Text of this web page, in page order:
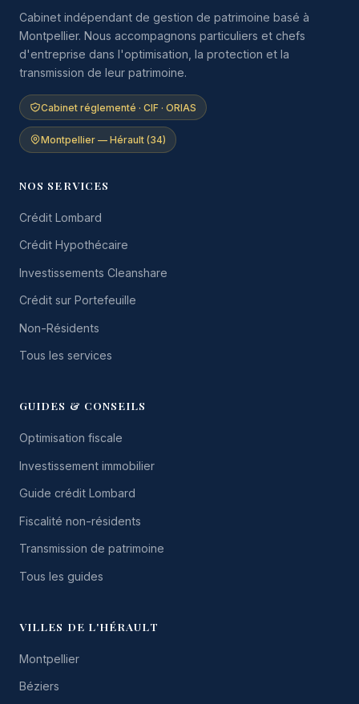
Cabinet indépendant de gestion de patrimoine basé à
Montpellier. Nous accompagnons particuliers et chefs
d'entreprise dans l'optimisation, la protection et la
transmission de leur patrimoine.
Cabinet réglementé · CIF · ORIAS
Montpellier — Hérault (34)
NOS SERVICES
Crédit Lombard
Crédit Hypothécaire
Investissements Cleanshare
Crédit sur Portefeuille
Non-Résidents
Tous les services
GUIDES & CONSEILS
Optimisation fiscale
Investissement immobilier
Guide crédit Lombard
Fiscalité non-résidents
Transmission de patrimoine
Tous les guides
VILLES DE L'HÉRAULT
Montpellier
Béziers